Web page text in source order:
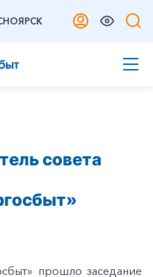
совета
прошло заседание